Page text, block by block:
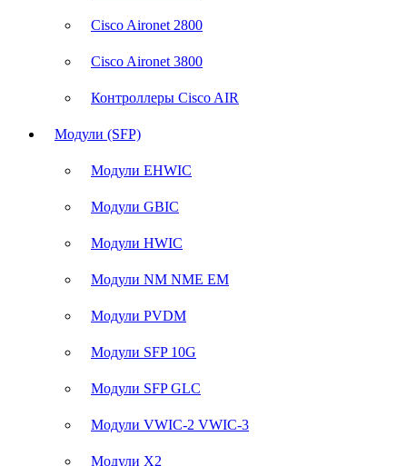
Cisco Aironet 2800
Cisco Aironet 3800
Контроллеры Cisco AIR
Модули (SFP)
Модули EHWIC
Модули GBIC
Модули HWIC
Модули NM NME EM
Модули PVDM
Модули SFP 10G
Модули SFP GLC
Модули VWIC-2 VWIC-3
Модули X2